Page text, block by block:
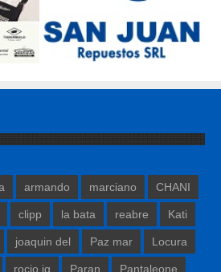
clipp la bata reabre Kati
joaquin del Paz mar Locura
rocio ig Paran Pantaleone